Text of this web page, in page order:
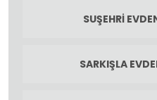
SUŞEHRI
SARKIŞLA